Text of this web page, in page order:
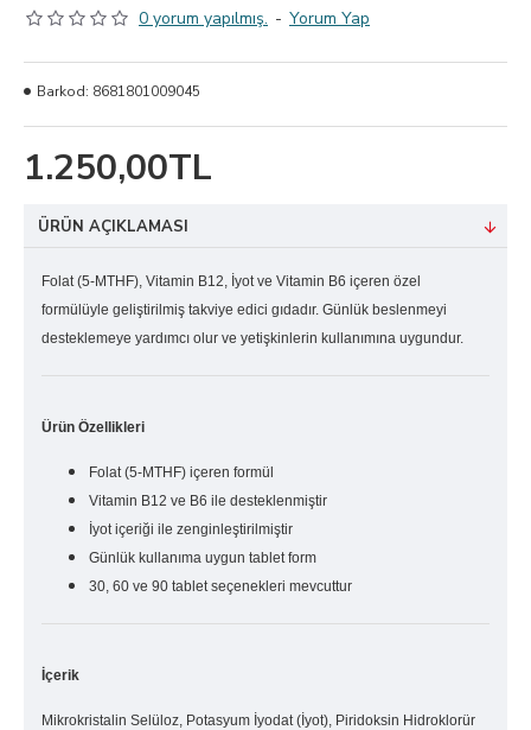
0 yorum yapılmış. - Yorum Yap
1.250,00TL
Barkod: 8681801009045
ÜRÜN AÇIKLAMASI
Folat (5-MTHF), Vitamin B12, İyot ve Vitamin B6 içeren özel
formülüyle geliştirilmiş takviye edici gıdadır. Günlük beslenmeyi
desteklemeye yardımcı olur ve yetişkinlerin kullanımına uygundur.
Ürün Özellikleri
Folat (5-MTHF) içeren formül
Vitamin B12 ve B6 ile desteklenmiştir
İyot içeriği ile zenginleştirilmiştir
Günlük kullanıma uygun tablet form
30, 60 ve 90 tablet seçenekleri mevcuttur
İçerik
Mikrokristalin Selüloz, Potasyum İyodat (İyot), Piridoksin Hidroklorür